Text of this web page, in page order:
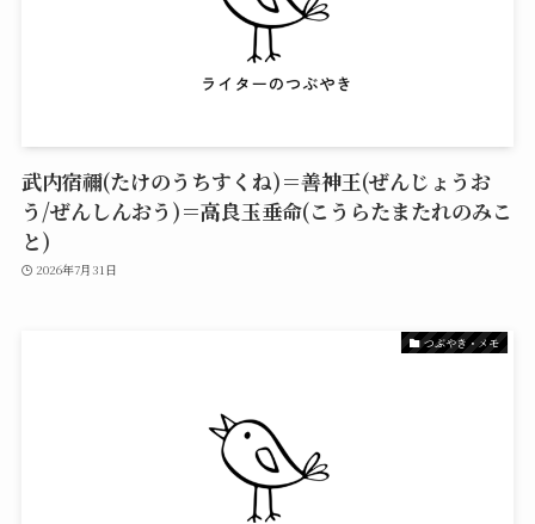
武内宿禰(たけのうちすくね)＝善神王(ぜんじょうお
う/ぜんしんおう)＝高良玉垂命(こうらたまたれのみこ
と)
2026年7月31日
つぶやき・メモ